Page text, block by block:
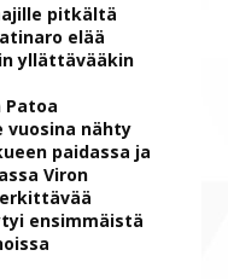
pitkältä
elää
yllättävääkin
Patoa
vuosina nähty
paidassa ja
Viron
ensimmäistä